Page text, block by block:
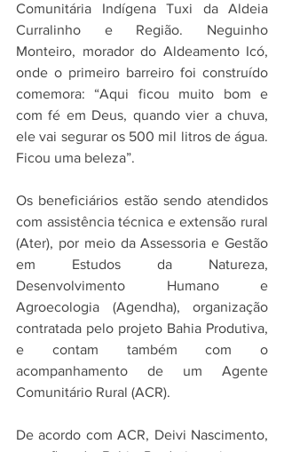
Comunitária Indígena Tuxi da Aldeia
Curralinho e Região. Neguinho
Monteiro, morador do Aldeamento Icó,
onde o primeiro barreiro foi construído
comemora: “Aqui ficou muito bom e
com fé em Deus, quando vier a chuva,
ele vai segurar os 500 mil litros de água.
Ficou uma beleza”.
Os beneficiários estão sendo atendidos
com assistência técnica e extensão rural
(Ater), por meio da Assessoria e Gestão
em Estudos da Natureza,
Desenvolvimento Humano e
Agroecologia (Agendha), organização
contratada pelo projeto Bahia Produtiva,
e contam também com o
acompanhamento de um Agente
Comunitário Rural (ACR).
De acordo com ACR, Deivi Nascimento,